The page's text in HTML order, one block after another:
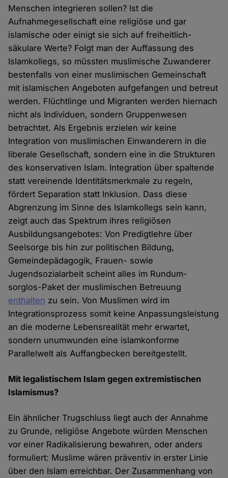
Menschen integrieren sollen? Ist die
Aufnahmegesellschaft eine religiöse und gar
islamische oder einigt sie sich auf freiheitlich-
säkulare Werte? Folgt man der Auffassung des
Islamkollegs, so müssten muslimische Zuwanderer
bestenfalls von einer muslimischen Gemeinschaft
mit islamischen Angeboten aufgefangen und betreut
werden. Flüchtlinge und Migranten werden hiernach
nicht als Individuen, sondern Gruppenwesen
betrachtet. Als Ergebnis erzielen wir keine
Integration von muslimischen Einwanderern in die
liberale Gesellschaft, sondern eine in die Strukturen
des konservativen Islam. Integration über spaltende
statt vereinende Identitätsmerkmale zu regeln,
fördert Separation statt Inklusion. Dass diese
Abgrenzung im Sinne des Islamkollegs sein kann,
zeigt auch das Spektrum ihres religiösen
Ausbildungsangebotes: Von Predigtlehre über
Seelsorge bis hin zur politischen Bildung,
Gemeindepädagogik, Frauen- sowie
Jugendsozialarbeit scheint alles im Rundum-
sorglos-Paket der muslimischen Betreuung
enthalten zu sein. Von Muslimen wird im
Integrationsprozess somit keine Anpassungsleistung
an die moderne Lebensrealität mehr erwartet,
sondern unumwunden eine islamkonforme
Parallelwelt als Auffangbecken bereitgestellt.
Mit legalistischem Islam gegen extremistischen
Islamismus?
Ein ähnlicher Trugschluss liegt auch der Annahme
zu Grunde, religiöse Angebote würden Menschen
vor einer Radikalisierung bewahren, oder anders
formuliert: Muslime wären präventiv in erster Linie
über den Islam erreichbar. Der Zusammenhang von